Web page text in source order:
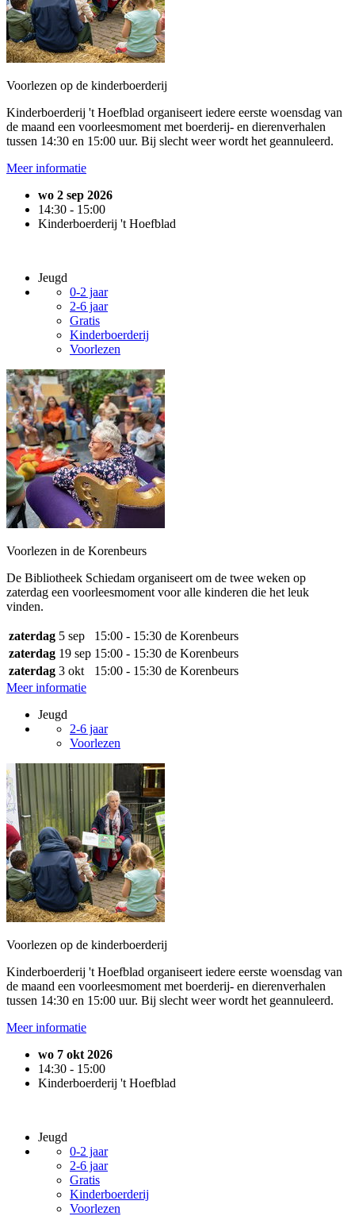
Voorlezen op de kinderboerderij
Kinderboerderij 't Hoefblad organiseert iedere eerste woensdag van
de maand een voorleesmoment met boerderij- en dierenverhalen
tussen 14:30 en 15:00 uur. Bij slecht weer wordt het geannuleerd.
Meer informatie
wo 2 sep 2026
14:30 - 15:00
Kinderboerderij 't Hoefblad
Jeugd
0-2 jaar
2-6 jaar
Gratis
Kinderboerderij
Voorlezen
Voorlezen in de Korenbeurs
De Bibliotheek Schiedam organiseert om de twee weken op
zaterdag een voorleesmoment voor alle kinderen die het leuk
vinden.
zaterdag 5 sep 15:00 - 15:30 de Korenbeurs
zaterdag 19 sep 15:00 - 15:30 de Korenbeurs
zaterdag 3 okt 15:00 - 15:30 de Korenbeurs
Meer informatie
Jeugd
2-6 jaar
Voorlezen
Voorlezen op de kinderboerderij
Kinderboerderij 't Hoefblad organiseert iedere eerste woensdag van
de maand een voorleesmoment met boerderij- en dierenverhalen
tussen 14:30 en 15:00 uur. Bij slecht weer wordt het geannuleerd.
Meer informatie
wo 7 okt 2026
14:30 - 15:00
Kinderboerderij 't Hoefblad
Jeugd
0-2 jaar
2-6 jaar
Gratis
Kinderboerderij
Voorlezen